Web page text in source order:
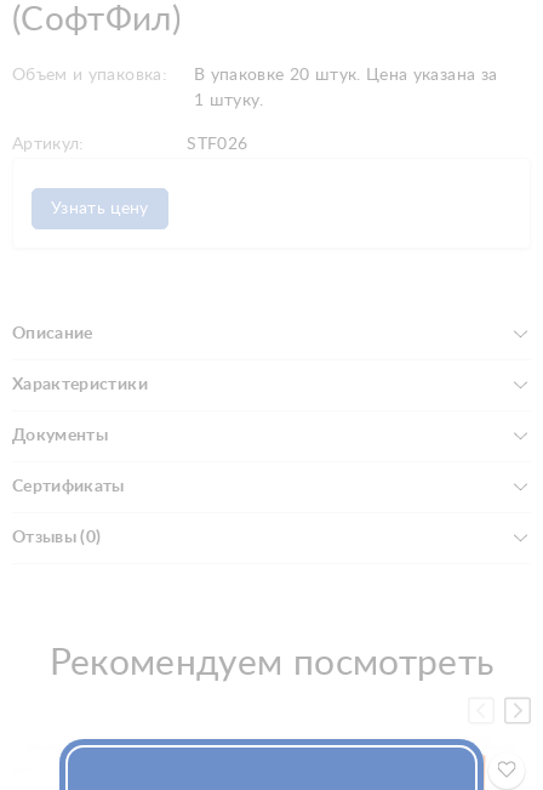
(СофтФил)
Объем и упаковка:
В упаковке 20 штук. Цена указана за
1 штуку.
Артикул: STF026
Узнать цену
Описание
Характеристики
Документы
Сертификаты
Отзывы (0)
Рекомендуем посмотреть